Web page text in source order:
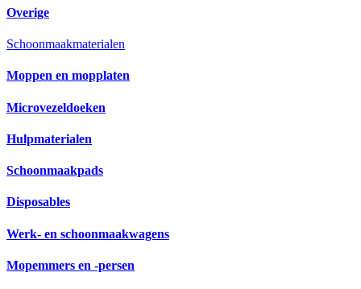
Overige
Schoonmaakmaterialen
Moppen en mopplaten
Microvezeldoeken
Hulpmaterialen
Schoonmaakpads
Disposables
Werk- en schoonmaakwagens
Mopemmers en -persen